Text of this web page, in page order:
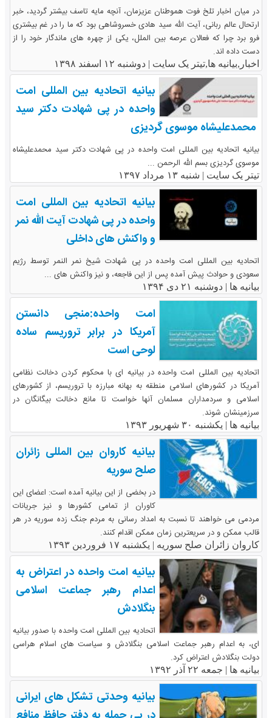
در میان اخبار تلخ فوت هموطنان عزیزمان، آنچه مایه تاسف بیشتر گردید، خبر
ارتحال عالم ربانی، آیت الله سید هادی خسروشاهی بود که ما را در غم بیشتری
فرو برد چرا که فعالان عرصه بین الملل، یکی از چهره های ماندگار خود را از
دست داده اند.
اخبار,بیانیه ها,تیتر یک سایت | دوشنبه ۱۲ اسفند ۱۳۹۸
بیانیه اتحادیه بین المللی امت
واحده در پی شهادت دکتر سید
محمدعلی‏شاه موسوی گردیزی
بیانیه اتحادیه بین المللی امت واحده در پی شهادت دکتر سید محمدعلی‏شاه
موسوی گردیزی بسم الله الرحمن ...
تیتر یک سایت | شنبه ۱۳ مرداد ۱۳۹۷
بیانیه اتحادیه بین المللی امت
واحده در پی شهادت آیت الله نمر
و واکنش های داخلی
اتحادیه بین المللی امت واحده در پی شهادت شیخ نمر النمر توسط رژیم
سعودی و حوادث پیش آمده پس از این فاجعه، و نیز واکنش های ...
بیانیه ها | دوشنبه ۲۱ دی ۱۳۹۴
امت واحده:منجی دانستن
آمریکا در برابر تروریسم ساده
لوحی است
اتحادیه بین المللی امت واحده در بیانیه ای با محکوم کردن دخالت نظامی
آمریکا در کشورهای اسلامی منطقه به بهانه مبارزه با تروریسم، از کشورهای
اسلامی و سردمداران مسلمان آنها خواست تا مانع دخالت بیگانگان در
سرزمینشان شوند.
بیانیه ها | یکشنبه ۳۰ شهریور ۱۳۹۳
بیانیه کاروان بین المللی زائران
صلح سوریه
در بخضی از این بیانیه آمده است: اعضای این
کاوران از تمامی کشورها و نیز جریانات
مردمی می خواهند تا نسبت به امداد رسانی به مردم جنگ زده سوریه در هر
قالب ممکن و در سریعترین زمان ممکن اقدام کنند.
کاروان زائران صلح سوریه | یکشنبه ۱۷ فروردین ۱۳۹۳
بیانیه امت واحده در اعتراض به
اعدام رهبر جماعت اسلامی
بنگلادش
اتحادیه بین المللی امت واحده با صدور بیانیه
ای، به اعدام رهبر جماعت اسلامی بنگلادش و سیاست های اسلام هراسی
دولت بنگلادش اعتراض کرد.
بیانیه ها | جمعه ۲۲ آذر ۱۳۹۲
بیانیه وحدتی تشکل های ایرانی